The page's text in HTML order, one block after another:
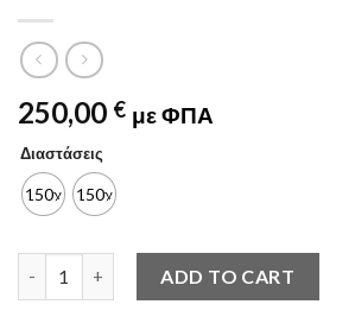
250,00 € με ΦΠΑ
Διαστάσεις
150χ190150χ200
ADD TO CART